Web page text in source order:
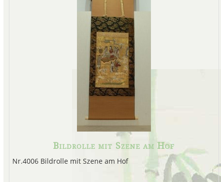
Bildrolle mit Szene am Hof
Nr.4006 Bildrolle mit Szene am Hof